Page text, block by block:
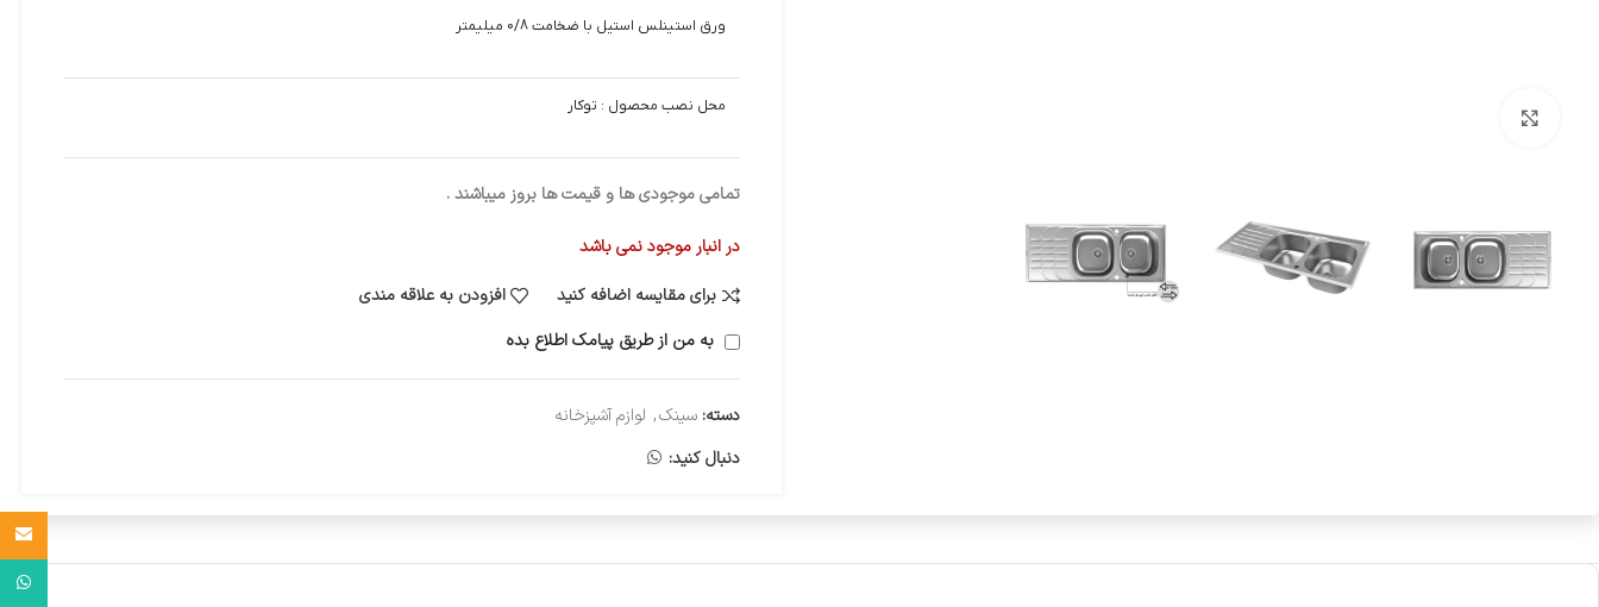
ورق استینلس استیل با ضخامت 0/8 میلیمتر
محل نصب محصول : توکار
تمامی موجودی ها و قیمت ها بروز میباشند .
در انبار موجود نمی باشد
برای مقایسه اضافه کنید
افزودن به علاقه مندی
به من از طریق پیامک اطلاع بده
دسته: سینک, لوازم آشپزخانه
دنبال کنید:
Email
واتساپ